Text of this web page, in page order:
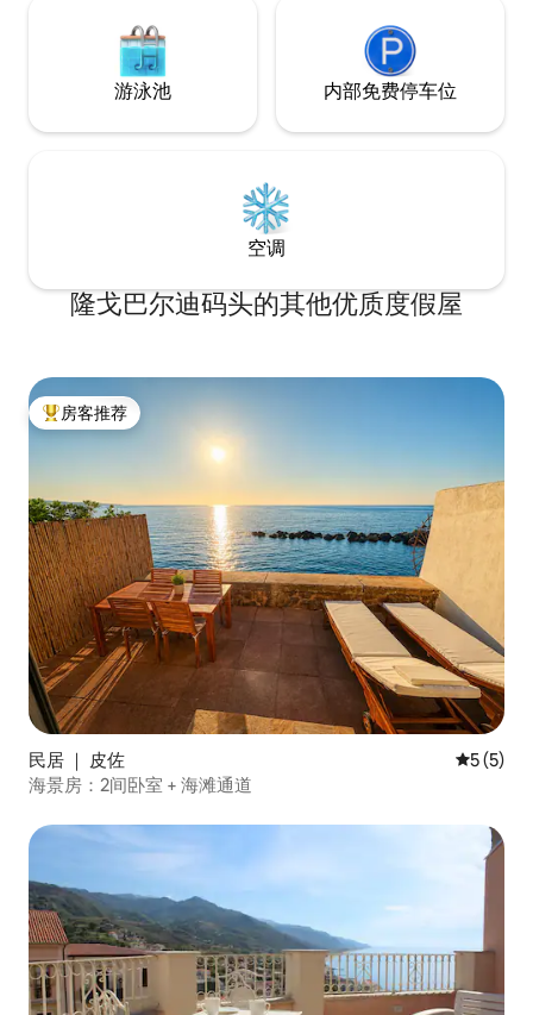
游泳池 内部免费停车位
空调
隆戈巴尔迪码头的其他优质度假屋
热门「房客推荐」
房客推荐
民居 ｜ 皮佐 平均评分
5 (5)
海景房：2间卧室 + 海滩通道